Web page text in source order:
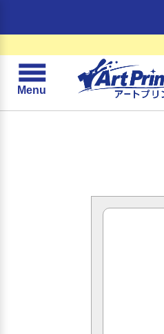
☰
Menu